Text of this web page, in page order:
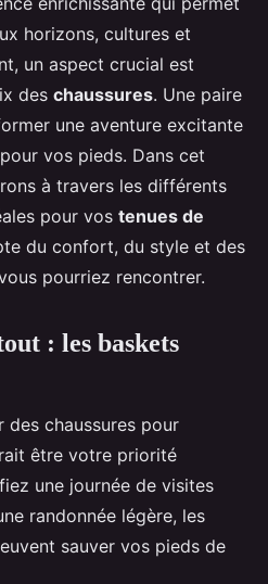
horizons, cultures et
un aspect crucial est
des chaussures. Une paire
une aventure excitante
vos pieds. Dans cet
à travers les différents
pour vos tenues de
du confort, du style et des
pourriez rencontrer.
: les baskets
des chaussures pour
être votre priorité
une journée de visites
randonnée légère, les
sauver vos pieds de